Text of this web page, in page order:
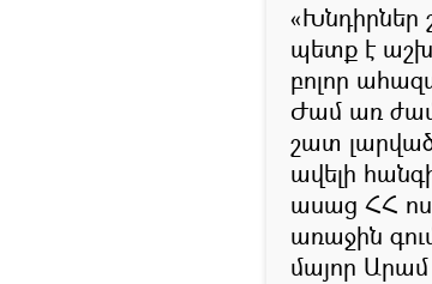
«Խնդիրներ
պետք է
բոլոր
Ժամ առ ժամ
շատ լարված
ավելի
ասաց ՀՀ
առաջին
մայոր